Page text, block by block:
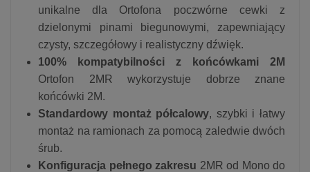
unikalne dla Ortofona poczwórne cewki z
dzielonymi pinami biegunowymi, zapewniający
czysty, szczegółowy i realistyczny dźwięk.
100% kompatybilności z końcówkami 2M
Ortofon 2MR wykorzystuje dobrze znane
końcówki 2M.
Standardowy montaż półcalowy, szybki i łatwy
montaż na ramionach za pomocą zaledwie dwóch
śrub.
Konfiguracja pełnego zakresu 2MR od Mono do